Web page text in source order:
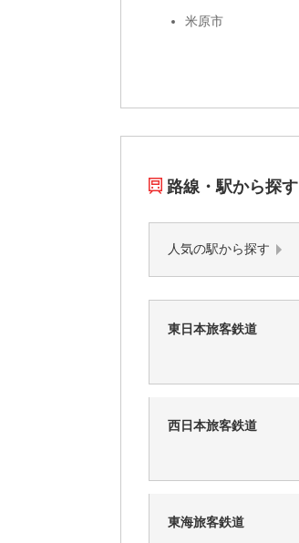
米原市
路線・駅から探す
人気の駅から探す
東日本旅客鉄道
西日本旅客鉄道
東海旅客鉄道